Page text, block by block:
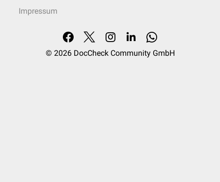
Impressum
© 2026 DocCheck Community GmbH